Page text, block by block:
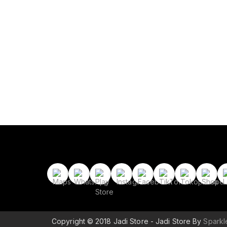
Copyright © 2018 Jadi Store - Jadi Store By